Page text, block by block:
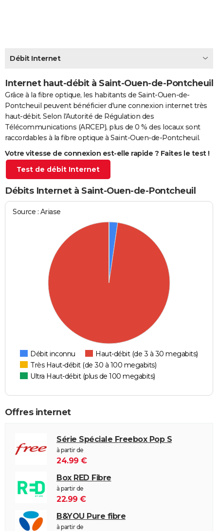
Carte de Noël
Carte Bonne année
Carte Saint-Valentin
Carte Pâques
Carte d'anniversaire
DICTIONNAIRE
Dictionnaire
Biographies
Citations
Expressions
Proverbes
PROGRAMME TV
COPAINS D'AVANT
AVIS DE DÉCÈS
FORUM
Bricolage
Lifestyle
Culture
Sport
Auto
Television
Voyage
Cinema
Débit Internet
Internet haut-débit à Saint-Ouen-de-Pontcheuil
Grâce à la fibre optique, les habitants de Saint-Ouen-de-
Pontcheuil peuvent bénéficier d'une connexion internet très
haut-débit. Selon l'Autorité de Régulation des
Télécommunications (ARCEP), plus de 0 % des locaux sont
raccordables à la fibre optique à Saint-Ouen-de-Pontcheuil.
Votre vitesse de connexion est-elle rapide ? Faites le test !
Test de débit Internet
Débits Internet à Saint-Ouen-de-Pontcheuil
Source : Ariase
Débit inconnu
Haut-débit (de 3 à 30 megabits)
Très Haut-débit (de 30 à 100 megabits)
Ultra Haut-débit (plus de 100 megabits)
Offres internet
Série Spéciale Freebox Pop S
à partir de
24.99 €
Box RED Fibre
à partir de
22.99 €
B&YOU Pure fibre
à partir de